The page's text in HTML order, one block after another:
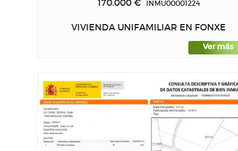
170.000 €INMU00001224
VIVIENDA UNIFAMILIAR EN FONXE
Ver más